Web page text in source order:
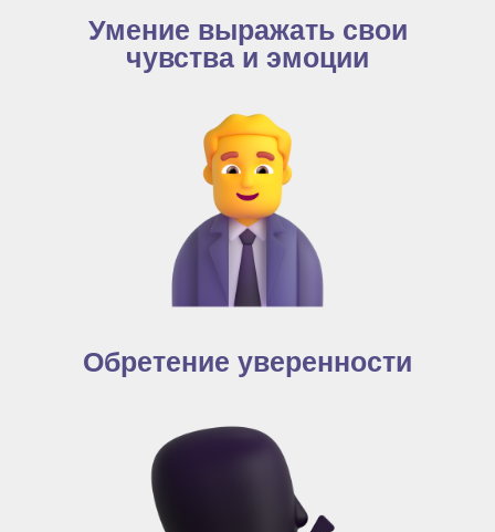
Умение выражать свои
чувства и эмоции
Обретение уверенности